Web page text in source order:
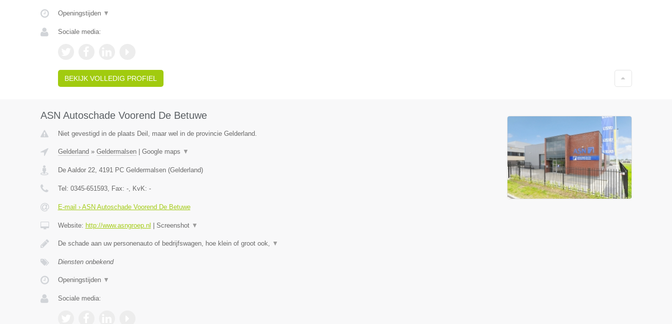
Openingstijden ▼
Sociale media:
BEKIJK VOLLEDIG PROFIEL
ASN Autoschade Voorend De Betuwe
Niet gevestigd in de plaats Deil, maar wel in de provincie Gelderland.
Gelderland » Geldermalsen| Google maps ▼
De Aaldor 22, 4191 PC Geldermalsen(Gelderland)
Tel: 0345-651593, Fax: -, KvK: -
E-mail › ASN Autoschade Voorend De Betuwe
Website: http://www.asngroep.nl Screenshot ▼
De schade aan uw personenauto of bedrijfswagen, hoe klein of groot ook, ▼
Diensten onbekend
Openingstijden ▼
Sociale media: